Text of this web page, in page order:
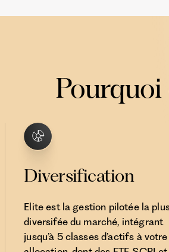
Diversi­fication
Elite est la gestion pilotée la
diversifée du marché, intégrant
jusqu’à 5 classes d’actifs à votre